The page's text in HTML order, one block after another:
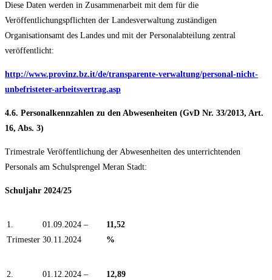
Diese Daten werden in Zusammenarbeit mit dem für die
Veröffentlichungspflichten der Landesverwaltung zuständigen
Organisationsamt des Landes und mit der Personalabteilung zentral
veröffentlicht:
http://www.provinz.bz.it/de/transparente-verwaltung/personal-nicht-
unbefristeter-arbeitsvertrag.asp
4.6. Personalkennzahlen zu den Abwesenheiten (GvD Nr. 33/2013, Art.
16, Abs. 3)
Trimestrale Veröffentlichung der Abwesenheiten des unterrichtenden
Personals am Schulsprengel Meran Stadt:
Schuljahr 2024/25
1.
Trimester
01.09.2024 –
30.11.2024
11,52
%
2.
01.12.2024 –
12,89